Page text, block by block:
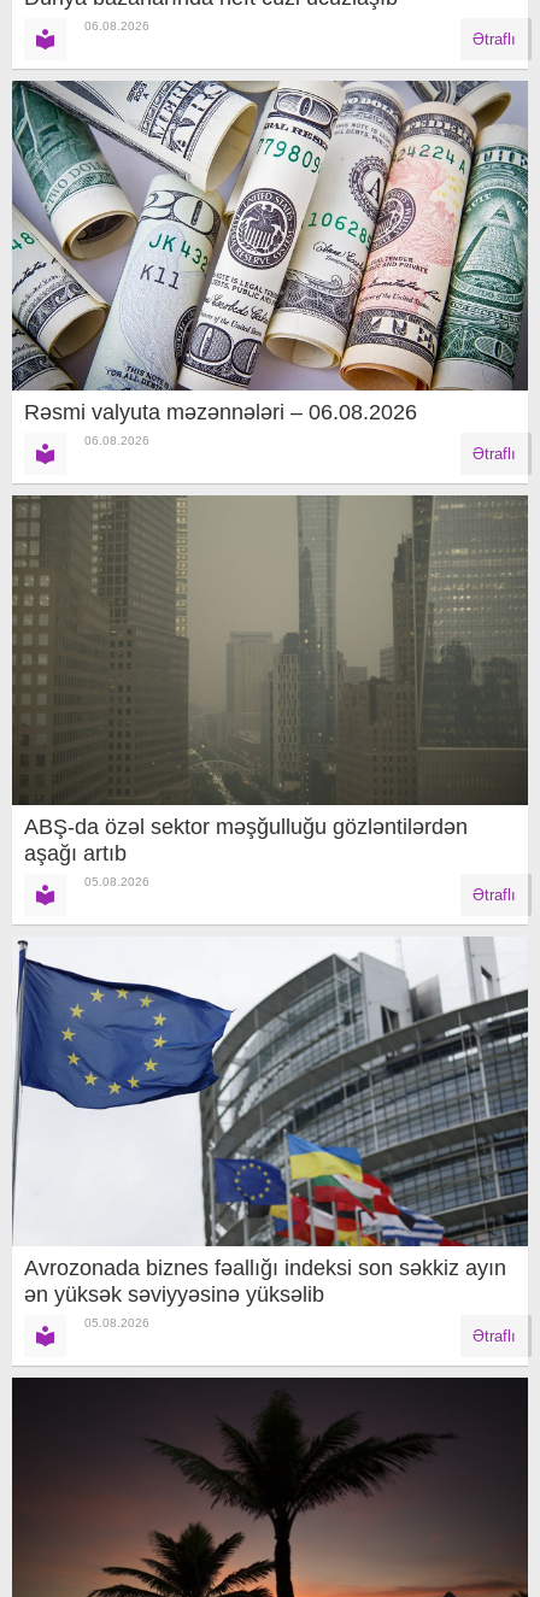
06.08.2026
Ətraflı
Rəsmi valyuta məzənnələri – 06.08.2026
06.08.2026
Ətraflı
ABŞ-da özəl sektor məşğulluğu gözləntilərdən
aşağı artıb
05.08.2026
Ətraflı
Avrozonada biznes fəallığı indeksi son səkkiz ayın
ən yüksək səviyyəsinə yüksəlib
05.08.2026
Ətraflı